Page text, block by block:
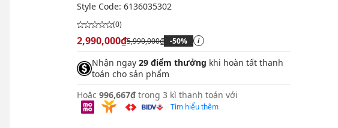
Style Code: 6136035302
(0)
2,990,000₫5,990,000₫ -50% i
Nhận ngay 29 điểm thưởng khi hoàn tất thanh
toán cho sản phẩm
Hoặc 996,667₫ trong 3 kì thanh toán với
Tìm hiểu thêm